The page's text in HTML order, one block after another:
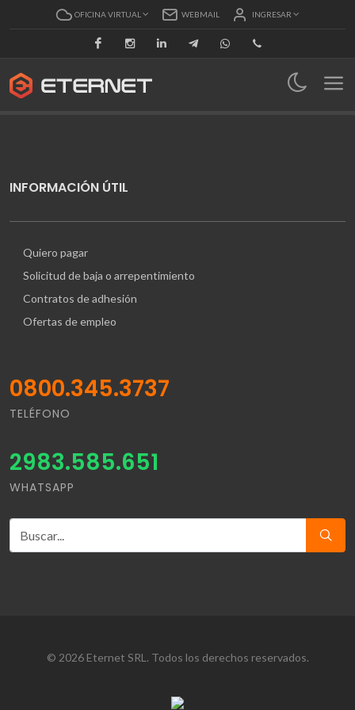
OFICINA VIRTUAL WEBMAIL INGRESAR
FacebookInstagramLinkedinTelegramWhatsapp
INFORMACIÓN ÚTIL
Quiero pagar
Solicitud de baja o arrepentimiento
Contratos de adhesión
Ofertas de empleo
0800.345.3737
TELÉFONO
2983.585.651
WHATSAPP
© 2026 Eternet SRL. Todos los derechos reservados.